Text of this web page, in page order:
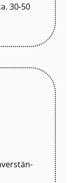
30-50